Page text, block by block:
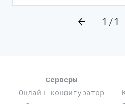
1/1
Серверы
Онлайн конфигуратор